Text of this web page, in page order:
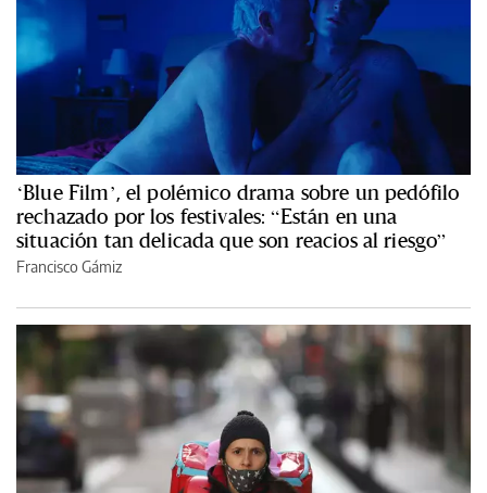
‘Blue Film’, el polémico drama sobre un pedófilo
rechazado por los festivales: “Están en una
situación tan delicada que son reacios al riesgo”
Francisco Gámiz